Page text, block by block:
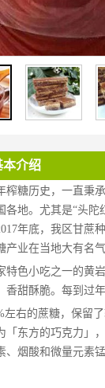
本介绍
榨糖历史，一直秉
各地。尤其是“头陀
年底，我区甘蔗
业在当地大有名气
特色小吃之一的黄
香甜酥脆。每到过
左右的蔗糖，保留
「东方的巧克力」
、烟酸和微量元素